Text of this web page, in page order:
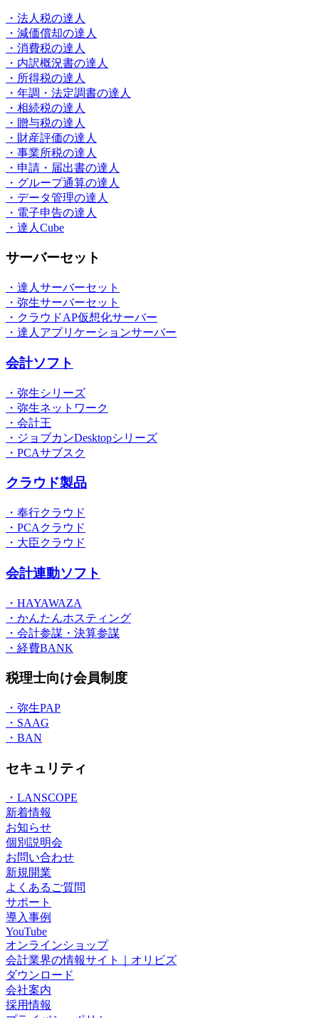
・法人税の達人
・減価償却の達人
・消費税の達人
・内訳概況書の達人
・所得税の達人
・年調・法定調書の達人
・相続税の達人
・贈与税の達人
・財産評価の達人
・事業所税の達人
・申請・届出書の達人
・グループ通算の達人
・データ管理の達人
・電子申告の達人
・達人Cube
サーバーセット
・達人サーバーセット
・弥生サーバーセット
・クラウドAP仮想化サーバー
・達人アプリケーションサーバー
会計ソフト
・弥生シリーズ
・弥生ネットワーク
・会計王
・ジョブカンDesktopシリーズ
・PCAサブスク
クラウド製品
・奉行クラウド
・PCAクラウド
・大臣クラウド
会計連動ソフト
・HAYAWAZA
・かんたんホスティング
・会計参謀・決算参謀
・経費BANK
税理士向け会員制度
・弥生PAP
・SAAG
・BAN
セキュリティ
・LANSCOPE
新着情報
お知らせ
個別説明会
お問い合わせ
新規開業
よくあるご質問
サポート
導入事例
YouTube
オンラインショップ
会計業界の情報サイト｜オリビズ
ダウンロード
会社案内
採用情報